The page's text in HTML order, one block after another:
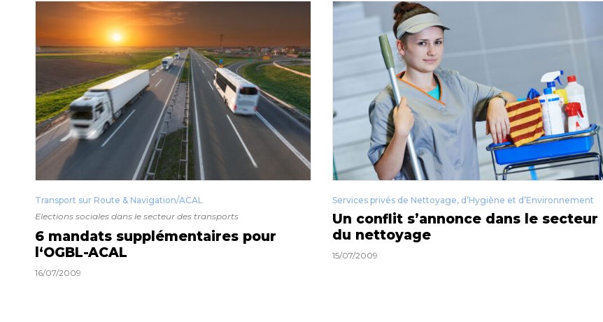
Transport sur Route & Navigation/ACAL
Elections sociales dans le secteur des transports
6 mandats supplémentaires pour
l‘OGBL-ACAL
16/07/2009
Services privés de Nettoyage, d’Hygiène et d’Environnement
Un conflit s’annonce dans le secteur
du nettoyage
15/07/2009